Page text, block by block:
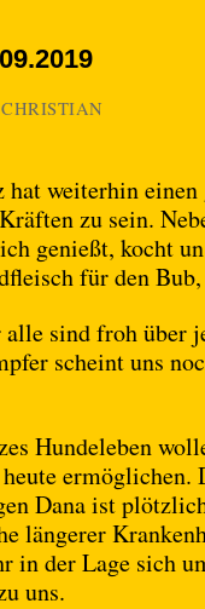
CHRISTIAN
hat weiterhin
zu sein.
genießt, kocht
für den
sind froh über
scheint uns
Hundeleben
ermöglichen.
Dana ist
längerer
in der Lage sich
uns.